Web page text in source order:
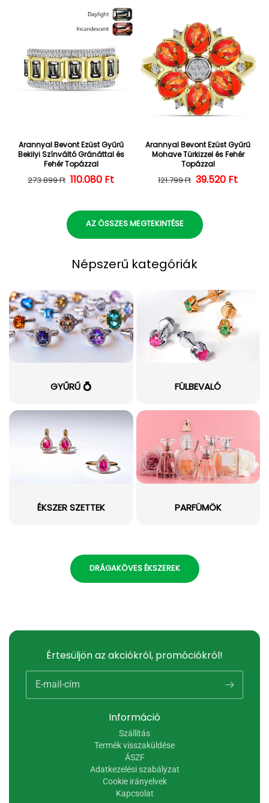
Arannyal Bevont Ezüst Gyűrű
Bekilyi Színváltó Gránáttal és
Fehér Topázzal
Normál ár
273.899 Ft Kedvezményes ár
110.080 Ft
Arannyal Bevont Ezüst Gyűrű
Mohave Türkizzel és Fehér
Topázzal
Normál ár
121.799 Ft 39.520 Ft
AZ ÖSSZES MEGTEKINTÉSE
Népszerű kategóriák
GYŰRŰ 💍 FÜLBEVALÓ
ÉKSZER SZETTEK PARFÜMÖK
DRÁGAKÖVES ÉKSZEREK
Információ
Szállítás
Termék visszaküldése
ÁSZF
Adatkezelési szabályzat
Cookie irányelvek
Kapcsolat
Értesüljön az akciókról, promóciókról!
E-mail-cím